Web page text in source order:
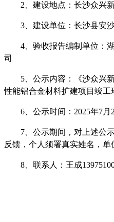
2 、建设地点： 长沙众兴
3 、建设单位： 长沙县安
4 、验收报告编制单位 ：
司
5、 公示内容： 《沙众兴
性能铝合金材料扩建项目竣工
6 、公示时间： 2025年7月
7 、公示期间，对上述公
反馈，个人须署真实姓名，单
8 、联系人：王成